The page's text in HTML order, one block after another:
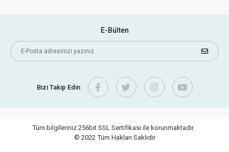
E-Bülten
Bizi Takip Edin
Tüm bilgileriniz 256bit SSL Sertifikası ile korunmaktadır.
© 2022 Tüm Hakları Saklıdır